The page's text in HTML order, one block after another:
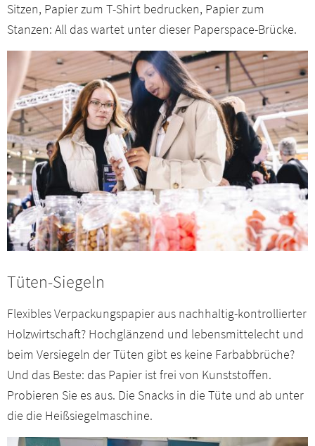
Sitzen, Papier zum T-Shirt bedrucken, Papier zum
Stanzen: All das wartet unter dieser Paperspace-Brücke.
Tüten-Siegeln
Flexibles Verpackungspapier aus nachhaltig-kontrollierter
Holzwirtschaft? Hochglänzend und lebensmittelecht und
beim Versiegeln der Tüten gibt es keine Farbabbrüche?
Und das Beste: das Papier ist frei von Kunststoffen.
Probieren Sie es aus. Die Snacks in die Tüte und ab unter
die die Heißsiegelmaschine.